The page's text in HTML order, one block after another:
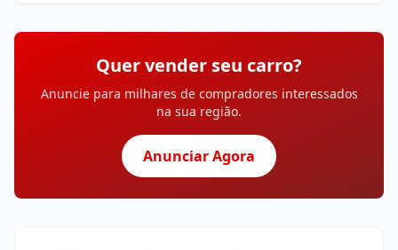
Quer vender seu carro?
Anuncie para milhares de compradores interessados
na sua região.
Anunciar Agora